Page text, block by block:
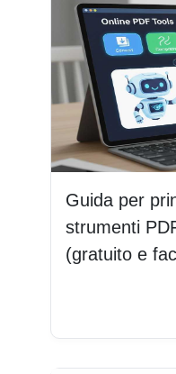
Guida per
strumenti
(gratuito e